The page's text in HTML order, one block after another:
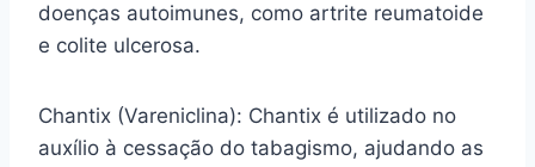
doenças autoimunes, como artrite reumatoide
e colite ulcerosa.
Chantix (Vareniclina): Chantix é utilizado no
auxílio à cessação do tabagismo, ajudando as